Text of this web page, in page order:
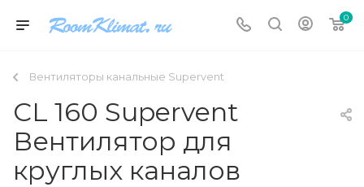
0
Вентиляторы канальные Supervent
CL 160 Supervent
Вентилятор для
круглых каналов